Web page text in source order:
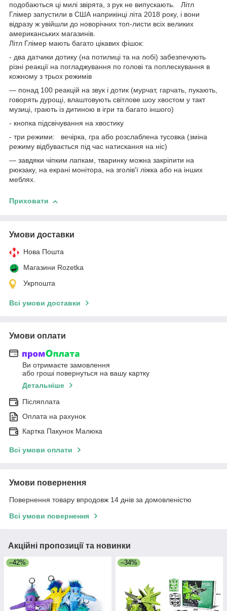
подобаються ці милі звірята, з рук не випускають. Літл
Глімер запустили в США наприкінці літа 2018 року, і вони
відразу ж увійшли до новорічних топ-листи всіх великих
американських магазинів.
Літл Глімер мають багато цікавих фішок:
- два датчики дотику (на потилиці та на лобі) забезпечують
різні реакції на погладжування по голові та поплескування в
кожному з трьох режимів
— понад 100 реакцій на звук і дотик (мурчат, гарчать, пукають,
говорять дурощі, влаштовують світлове шоу хвостом у такт
музиці, грають із дитиною в ігри та багато іншого)
- кнопка підсвічування на хвостику
- три режими: вечірка, гра або розслаблена тусовка (зміна
режиму відбувається під час натискання на ніс)
— завдяки чіпким лапкам, тваринку можна закріпити на
рюкзаку, на екрані монітора, на зголів'ї ліжка або на інших
меблях.
Приховати
Умови доставки
Нова Пошта
Магазини Rozetka
Укрпошта
Всі умови доставки
Умови оплати
Ви отримаєте замовлення
або гроші повернуться на вашу картку
Детальніше
Післяплата
Оплата на рахунок
Картка Пакунок Малюка
Всі умови оплати
Умови повернення
Повернення товару впродовж 14 днів за домовленістю
Всі умови повернення
Акційні пропозиції та новинки
–42% –34%